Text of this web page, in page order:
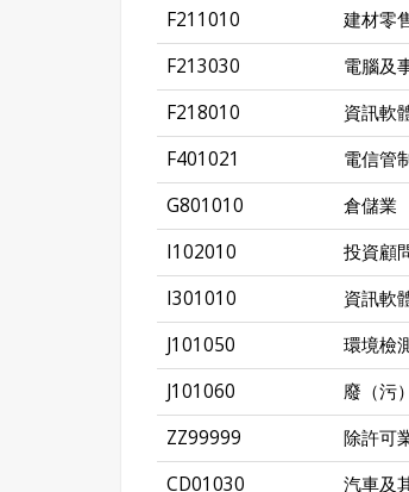
F211010
建材零
F213030
電腦及
F218010
資訊軟
F401021
電信管
G801010
倉儲業
I102010
投資顧
I301010
資訊軟
J101050
環境檢
J101060
廢（污
ZZ99999
除許可
CD01030
汽車及